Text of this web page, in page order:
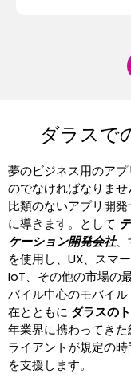
ダラスで
夢のビジネス用のア
のでなければなりま
比類のないアプリ開
に導きます。として
ケーション開発会社、
を使用し、UX、スマ
IoT、その他の市場の
バイル中心のモバイ
在とともに ダラスの
年業界に携わってき
ライアントが規定の
を支援します。